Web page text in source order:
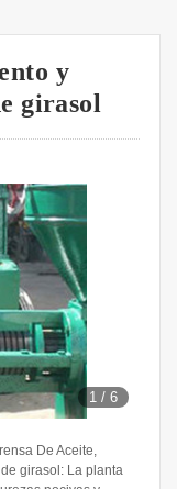
y
girasol
1 /6
De Aceite,
girasol: La planta